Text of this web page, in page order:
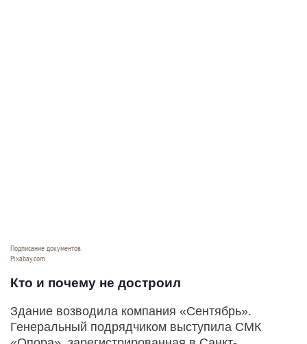
Подписание документов.
Pixabay.com
Кто и почему не достроил
Здание возводила компания «Сентябрь».
Генеральный подрядчиком выступила СМК